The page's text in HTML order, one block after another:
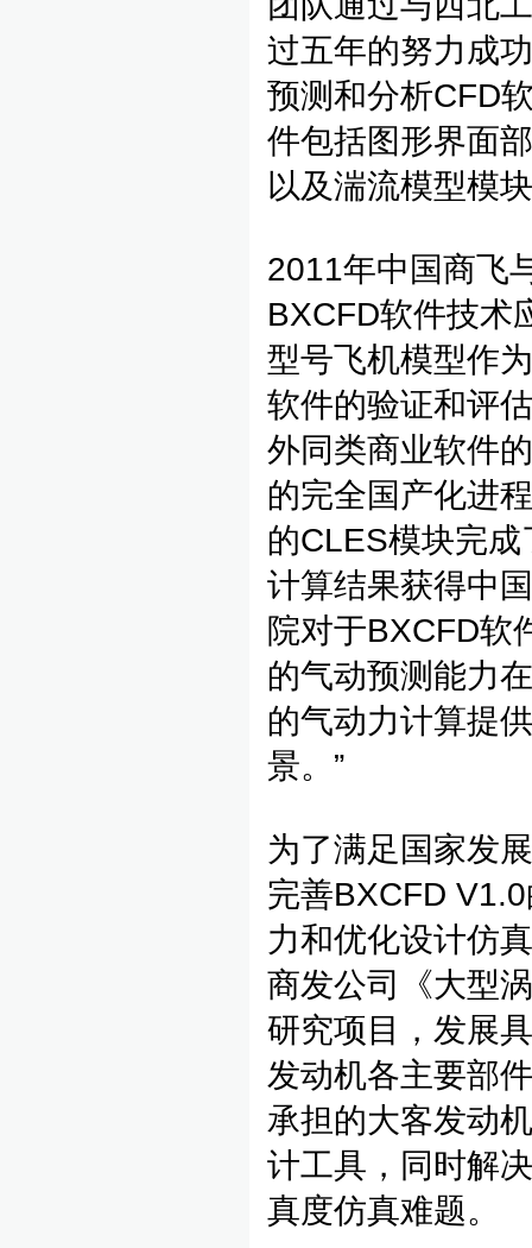
过五年的努力成
预测和分析CFD
件包括图形界面
以及湍流模型模
2011年中国商飞
BXCFD软件技术
型号飞机模型作
软件的验证和评
外同类商业软件
的完全国产化进
的CLES模块完
计算结果获得中
院对于BXCFD
的气动预测能力
的气动力计算提
景。”
为了满足国家发
完善BXCFD
力和优化设计仿
商发公司《大型
研究项目，发展
发动机各主要部
承担的大客发动
计工具，同时解
真度仿真难题。